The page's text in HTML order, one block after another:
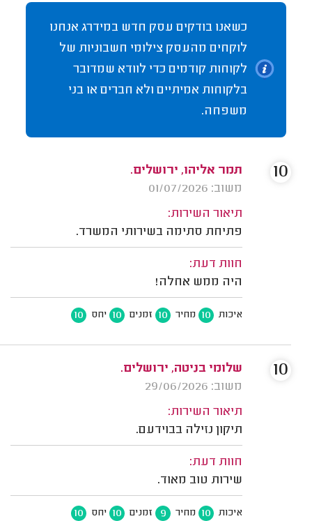
כשאנו בודקים עסק חדש במידרג אנחנו
לוקחים מהעסק צילומי חשבוניות של
לקוחות קודמים כדי לוודא שמדובר
בלקוחות אמיתיים ולא חברים או בני
משפחה.
תמר אליהו, ירושלים.
משוב: 01/07/2026
תיאור השירות:
פתיחת סתימה בשירותי המשרד.
חוות דעת:
היה ממש אחלה!
איכות 10 מחיר 10 זמנים 10 יחס 10
10
שלומי בניטה, ירושלים.
משוב: 29/06/2026
תיאור השירות:
תיקון נזילה בבוידעם.
חוות דעת:
שירות טוב מאוד.
איכות 10 מחיר 9 זמנים 10 יחס 10
10